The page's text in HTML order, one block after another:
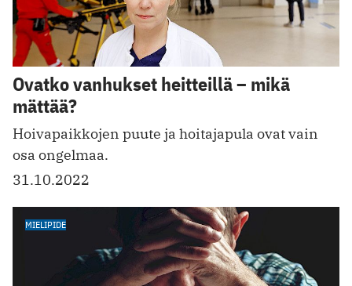
Ovatko vanhukset heitteillä – mikä
mättää?
Hoivapaikkojen puute ja hoitajapula ovat vain
osa ongelmaa.
31.10.2022
MIELIPIDE